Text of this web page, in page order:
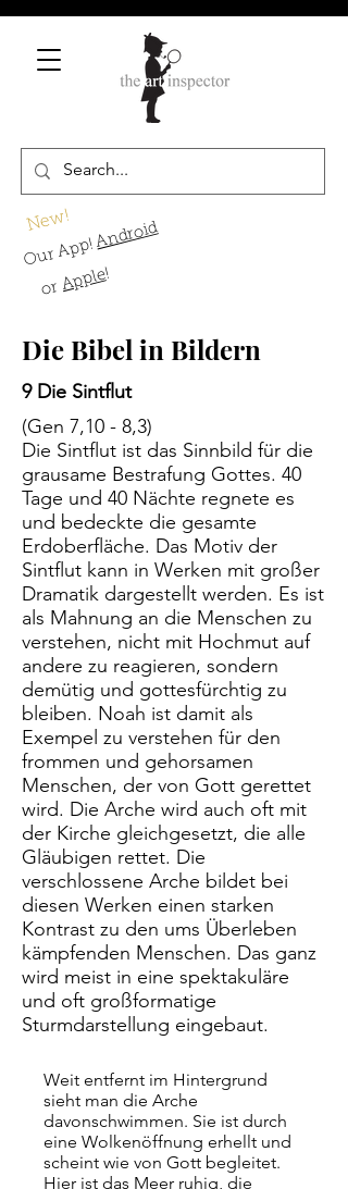
New!
Our App!Android
orApple!
Die Bibel in Bildern
9 Die Sintflut
(Gen 7,10 - 8,3)
Die Sintflut ist das Sinnbild für die
grausame Bestrafung Gottes. 40
Tage und 40 Nächte regnete es
und bedeckte die gesamte
Erdoberfläche. Das Motiv der
Sintflut kann in Werken mit großer
Dramatik dargestellt werden. Es ist
als Mahnung an die Menschen zu
verstehen, nicht mit Hochmut auf
andere zu reagieren, sondern
demütig und gottesfürchtig zu
bleiben. Noah ist damit als
Exempel zu verstehen für den
frommen und gehorsamen
Menschen, der von Gott gerettet
wird. Die Arche wird auch oft mit
der Kirche gleichgesetzt, die alle
Gläubigen rettet. Die
verschlossene Arche bildet bei
diesen Werken einen starken
Kontrast zu den ums Überleben
kämpfenden Menschen. Das ganz
wird meist in eine spektakuläre
und oft großformatige
Sturmdarstellung eingebaut.
Weit entfernt im Hintergrund
sieht man die Arche
davonschwimmen. Sie ist durch
eine Wolkenöffnung erhellt und
scheint wie von Gott begleitet.
Hier ist das Meer ruhig, die